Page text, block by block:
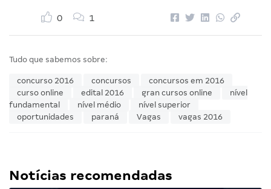
0 1
Tudo que sabemos sobre:
concurso 2016 concursos
concursos em 2016
curso online
edital 2016 gran cursos online
nível
fundamental
nível médio
nível superior
oportunidades
paraná Vagas vagas 2016
Notícias recomendadas